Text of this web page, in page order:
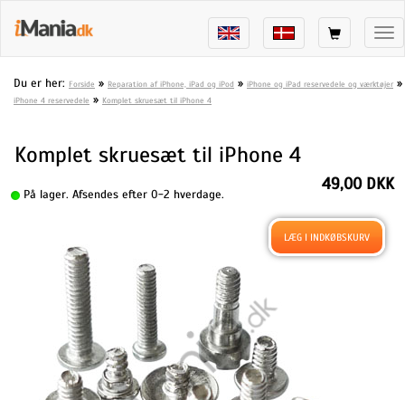
Du er her: Forside » Reparation af iPhone, iPad og iPod » iPhone og iPad reservedele og værktøjer »
iPhone 4 reservedele » Komplet skruesæt til iPhone 4
Komplet skruesæt til iPhone 4
På lager. Afsendes efter 0-2 hverdage.
49,00 DKK